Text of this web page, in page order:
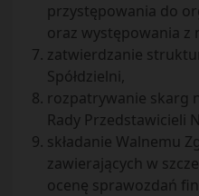
przystępowania do
oraz występowania z
zatwierdzanie
Spółdzielni,
rozpatrywanie skarg
Rady Przedstawicieli
składanie Walnemu
zawierających w
ocenę sprawozdań